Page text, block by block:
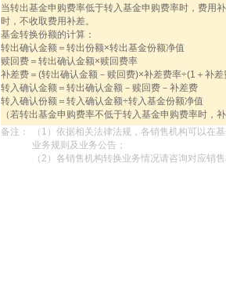
当转出基金申购费率低于转入基金申购费率时，费用
时，不收取费用补差。
基金转换份额的计算：
转出确认金额＝转出份额×转出基金份额净值
赎回费＝转出确认金额×赎回费率
补差费＝(转出确认金额－赎回费)×补差费率÷(1＋补差
转入确认金额＝转出确认金额－赎回费－补差费
转入确认份额＝转入确认金额÷转入基金份额净值
（若转出基金申购费率不低于转入基金申购费率时，
备注：
（1）依据相关法律法规，各销售机构可以在
业务规则及业务公告；
（2）各销售机构转换业务情况请咨询对应销